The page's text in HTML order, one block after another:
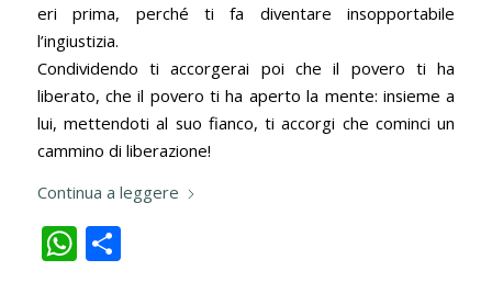
eri prima, perché ti fa diventare insopportabile
l’ingiustizia.
Condividendo ti accorgerai poi che il povero ti ha
liberato, che il povero ti ha aperto la mente: insieme a
lui, mettendoti al suo fianco, ti accorgi che cominci un
cammino di liberazione!
Continua a leggere
WhatsApp
Condividi